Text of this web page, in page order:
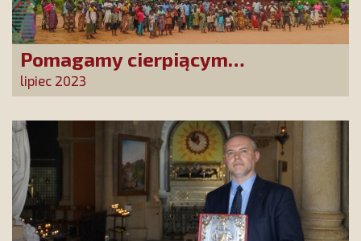
Pomagamy cierpiącym
chrześcijanom w Mozambiku!
lipiec 2023